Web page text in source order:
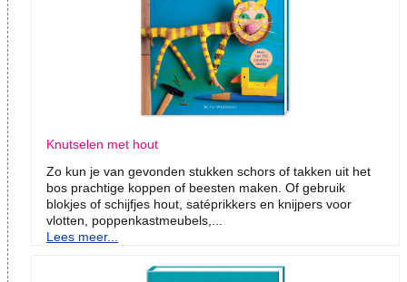
Knutselen met hout
Zo kun je van gevonden stukken schors of takken uit het
bos prachtige koppen of beesten maken. Of gebruik
blokjes of schijfjes hout, satéprikkers en knijpers voor
vlotten, poppenkastmeubels,...
Lees meer...